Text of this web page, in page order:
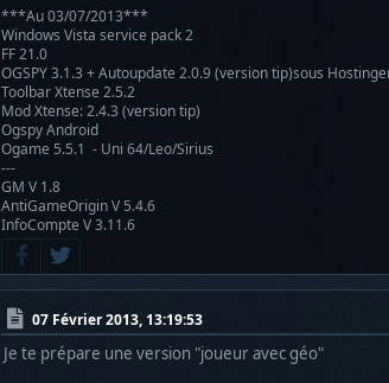
***Au 03/07/2013***
Windows Vista service pack 2
FF 21.0
OGSPY 3.1.3 + Autoupdate 2.0.9 (version tip)sous
Toolbar Xtense 2.5.2
Mod Xtense: 2.4.3 (version tip)
Ogspy Android
Ogame 5.5.1 - Uni 64/Leo/Sirius
---
GM V 1.8
AntiGameOrigin V 5.4.6
InfoCompte V 3.11.6
07 Février 2013, 13:19:53
Je te prépare une version "joueur avec géo"